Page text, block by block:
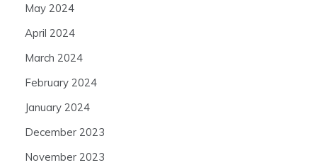
May 2024
April 2024
March 2024
February 2024
January 2024
December 2023
November 2023